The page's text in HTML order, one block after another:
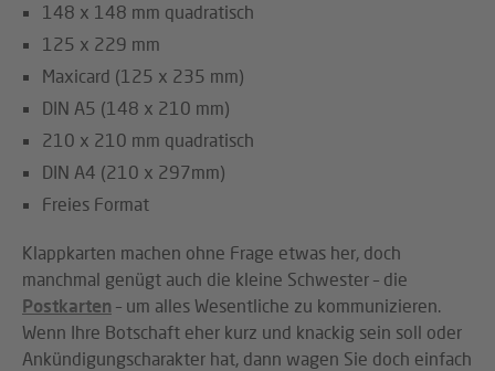
148 x 148 mm quadratisch
125 x 229 mm
Maxicard (125 x 235 mm)
DIN A5 (148 x 210 mm)
210 x 210 mm quadratisch
DIN A4 (210 x 297mm)
Freies Format
Klappkarten machen ohne Frage etwas her, doch
manchmal genügt auch die kleine Schwester – die
Postkarten – um alles Wesentliche zu kommunizieren.
Wenn Ihre Botschaft eher kurz und knackig sein soll oder
Ankündigungscharakter hat, dann wagen Sie doch einfach